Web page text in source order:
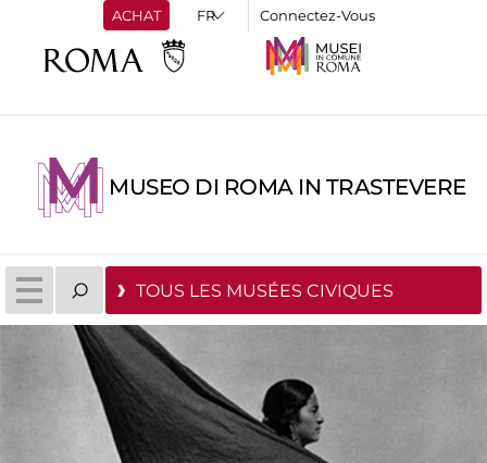
ACHAT Connectez-Vous
MUSEO DI ROMA IN TRASTEVERE
TOUS LES MUSÉES CIVIQUES